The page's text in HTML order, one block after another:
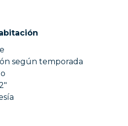
según temporada